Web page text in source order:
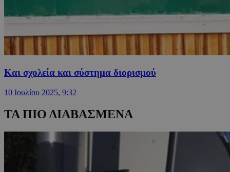
Και σχολεία και σύστημα διορισμού
10 Ιουλίου 2025, 9:32
ΤΑ ΠΙΟ ΔΙΑΒΑΣΜΕΝΑ